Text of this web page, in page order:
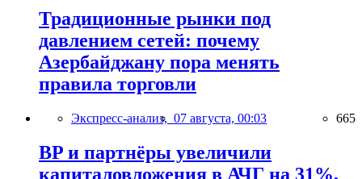
Традиционные рынки под
давлением сетей: почему
Азербайджану пора менять
правила торговли
Экспресс-анализ, 07 августа, 00:03 665
BP и партнёры увеличили
капиталовложения в АЧГ на 31%,